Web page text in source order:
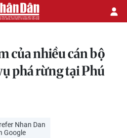
của nhiều cán bộ
phá rừng tại Phú
Nhan Dan
Google